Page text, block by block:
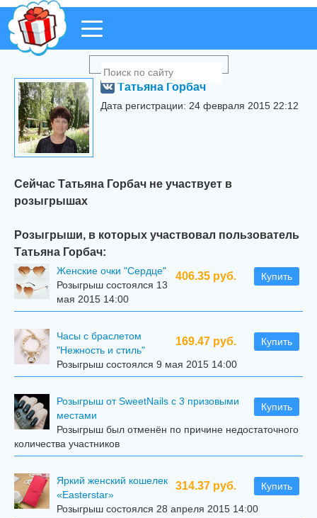
Татьяна Горбач
Дата регистрации: 24 февраля 2015 22:12
Сейчас Татьяна Горбач не участвует в
розыгрышах
Розыгрыши, в которых участвовал пользователь
Татьяна Горбач:
406.35 руб. Купить
Женские очки "Сердце"
Розыгрыш состоялся 13
мая 2015 14:00
169.47 руб. Купить
Часы с браслетом
"Нежность и стиль"
Розыгрыш состоялся 9 мая 2015 14:00
Купить
Розыгрыш от SweetNails с 3 призовыми
местами
Розыгрыш был отменён по причине недостаточного
количества участников
314.37 руб. Купить
Яркий женский кошелек
«Easterstar»
Розыгрыш состоялся 28 апреля 2015 14:00